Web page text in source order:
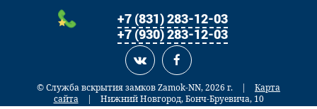
+7 (831) 283-12-03
+7 (930) 283-12-03
© Служба вскрытия замков Zamok-NN, 2026 г. | Карта
сайта| Нижний Новгород, Бонч-Бруевича, 10